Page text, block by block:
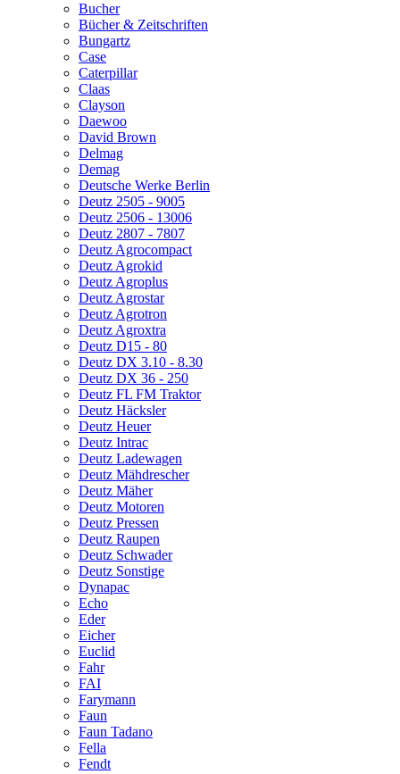
Bucher
Bücher & Zeitschriften
Bungartz
Case
Caterpillar
Claas
Clayson
Daewoo
David Brown
Delmag
Demag
Deutsche Werke Berlin
Deutz 2505 - 9005
Deutz 2506 - 13006
Deutz 2807 - 7807
Deutz Agrocompact
Deutz Agrokid
Deutz Agroplus
Deutz Agrostar
Deutz Agrotron
Deutz Agroxtra
Deutz D15 - 80
Deutz DX 3.10 - 8.30
Deutz DX 36 - 250
Deutz FL FM Traktor
Deutz Häcksler
Deutz Heuer
Deutz Intrac
Deutz Ladewagen
Deutz Mähdrescher
Deutz Mäher
Deutz Motoren
Deutz Pressen
Deutz Raupen
Deutz Schwader
Deutz Sonstige
Dynapac
Echo
Eder
Eicher
Euclid
Fahr
FAI
Farymann
Faun
Faun Tadano
Fella
Fendt